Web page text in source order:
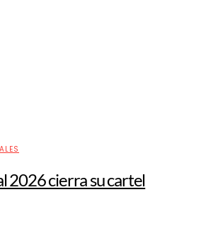
2026 cierra su cartel